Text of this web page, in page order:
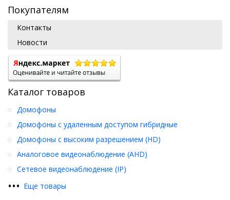
Покупателям
Контакты
Новости
Каталог товаров
••• Еще товары
Домофоны
Домофоны с удаленным доступом гибридные
Домофоны с высоким разрешением (HD)
Аналоговое видеонаблюдение (AHD)
Сетевое видеонаблюдение (IP)